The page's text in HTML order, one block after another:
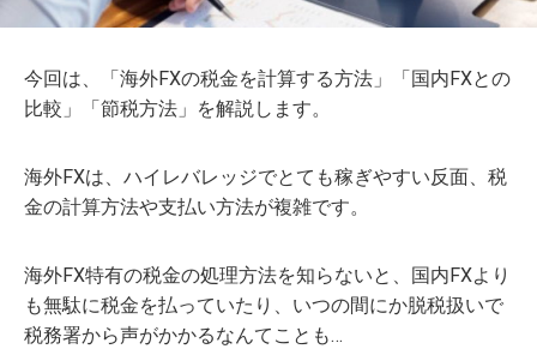
今回は、「海外FXの税金を計算する方法」「国内FXとの
比較」「節税方法」を解説します。
海外FXは、ハイレバレッジでとても稼ぎやすい反面、税
金の計算方法や支払い方法が複雑です。
海外FX特有の税金の処理方法を知らないと、国内FXより
も無駄に税金を払っていたり、いつの間にか脱税扱いで
税務署から声がかかるなんてことも…